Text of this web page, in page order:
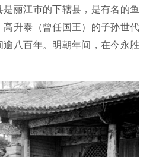
是丽江市的下辖县，是有名的鱼
升泰（曾任国王）的子孙世代
八百年。明朝年间，在今永胜